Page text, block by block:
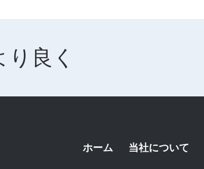
良く
ホーム 当社について